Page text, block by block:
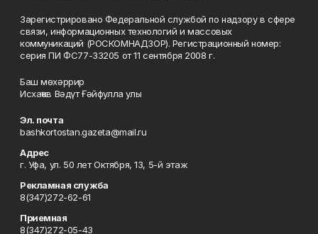
Зарегистрировано Федеральной службой по надзору в сфере
связи, информационных технологий и массовых
коммуникаций (РОСКОМНАДЗОР). Регистрационный номер:
серия ПИ ФС77-33205 от 11 сентября 2008 г.
Баш мөхәррир
Исхаҡов Вәдүт Ғәйфулла улы
Эл. почта
bashkortostan.gazeta@mail.ru
Адрес
г. Уфа, ул. 50 лет Октября, 13, 5-й этаж
Рекламная служба
8(347)272-62-61
Приемная
8(347)272-05-43